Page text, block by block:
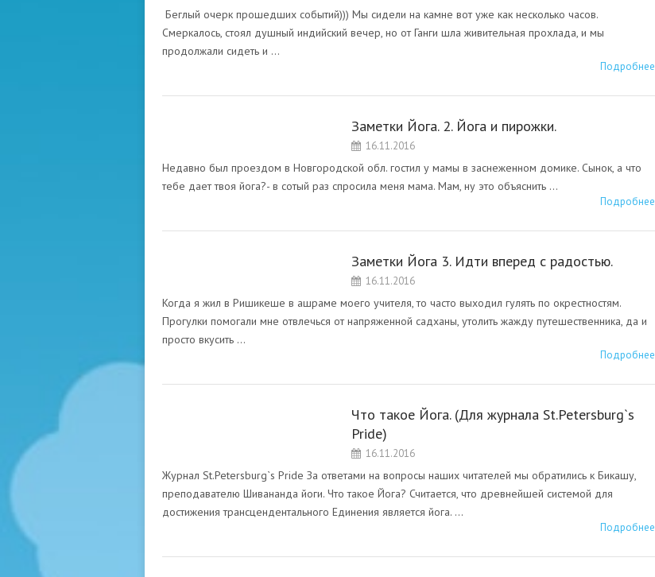
Беглый очерк прошедших событий))) Мы сидели на камне вот уже как несколько часов.
Смеркалось, стоял душный индийский вечер, но от Ганги шла живительная прохлада, и мы
продолжали сидеть и …
Подробнее
Заметки Йога. 2. Йога и пирожки.
16.11.2016
Недавно был проездом в Новгородской обл. гостил у мамы в заснеженном домике. Сынок, а что
тебе дает твоя йога?- в сотый раз спросила меня мама. Мам, ну это объяснить …
Подробнее
Заметки Йога 3. Идти вперед с радостью.
16.11.2016
Когда я жил в Ришикеше в ашраме моего учителя, то часто выходил гулять по окрестностям.
Прогулки помогали мне отвлечься от напряженной садханы, утолить жажду путешественника, да и
просто вкусить …
Подробнее
Что такое Йога. (Для журнала St.Petersburg`s
Pride)
16.11.2016
Журнал St.Petersburg`s Pride За ответами на вопросы наших читателей мы обратились к Бикашу,
преподавателю Шивананда йоги. Что такое Йога? Считается, что древнейшей системой для
достижения трансцендентального Единения является йога. …
Подробнее